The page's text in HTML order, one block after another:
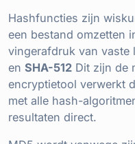
Hashfuncties zijn
een bestand omzetten
vingerafdruk van vaste
en SHA-512 Dit zijn de
encryptietool verwerkt
met alle hash-
resultaten direct.